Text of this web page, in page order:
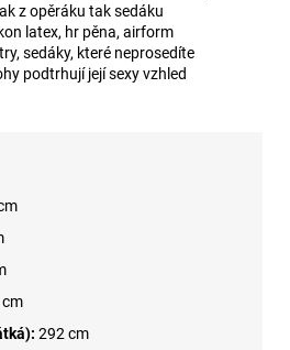
z opěráku tak sedáku
latex, hr pěna, airform
sedáky, které neprosedíte
podtrhují její sexy vzhled
292 cm